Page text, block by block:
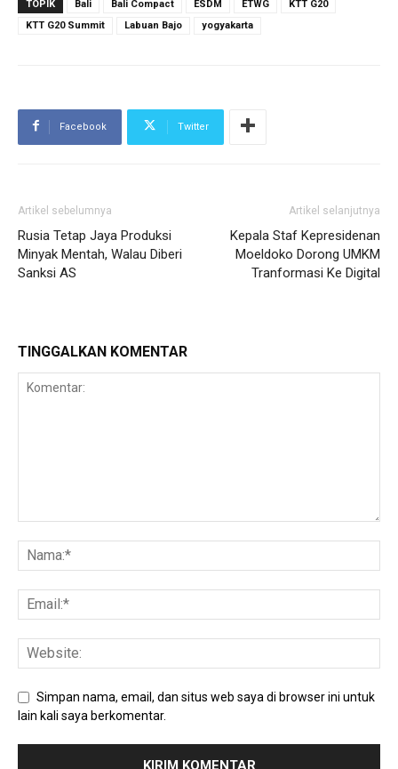
TOPIK Bali Bali Compact ESDM ETWG
KTT G20
KTT G20 Summit
Labuan Bajo yogyakarta
Facebook Twitter
Artikel sebelumnya
Rusia Tetap Jaya Produksi
Minyak Mentah, Walau Diberi
Sanksi AS
Artikel selanjutnya
Kepala Staf Kepresidenan
Moeldoko Dorong UMKM
Tranformasi Ke Digital
TINGGALKAN KOMENTAR
Simpan nama, email, dan situs web saya di browser ini untuk
lain kali saya berkomentar.